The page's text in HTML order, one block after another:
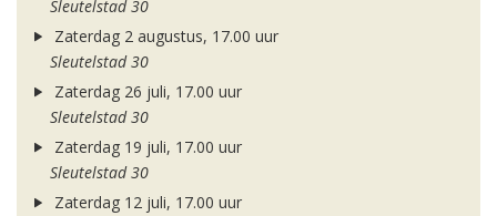
Sleutelstad 30
Zaterdag 2 augustus, 17.00 uur
Sleutelstad 30
Zaterdag 26 juli, 17.00 uur
Sleutelstad 30
Zaterdag 19 juli, 17.00 uur
Sleutelstad 30
Zaterdag 12 juli, 17.00 uur